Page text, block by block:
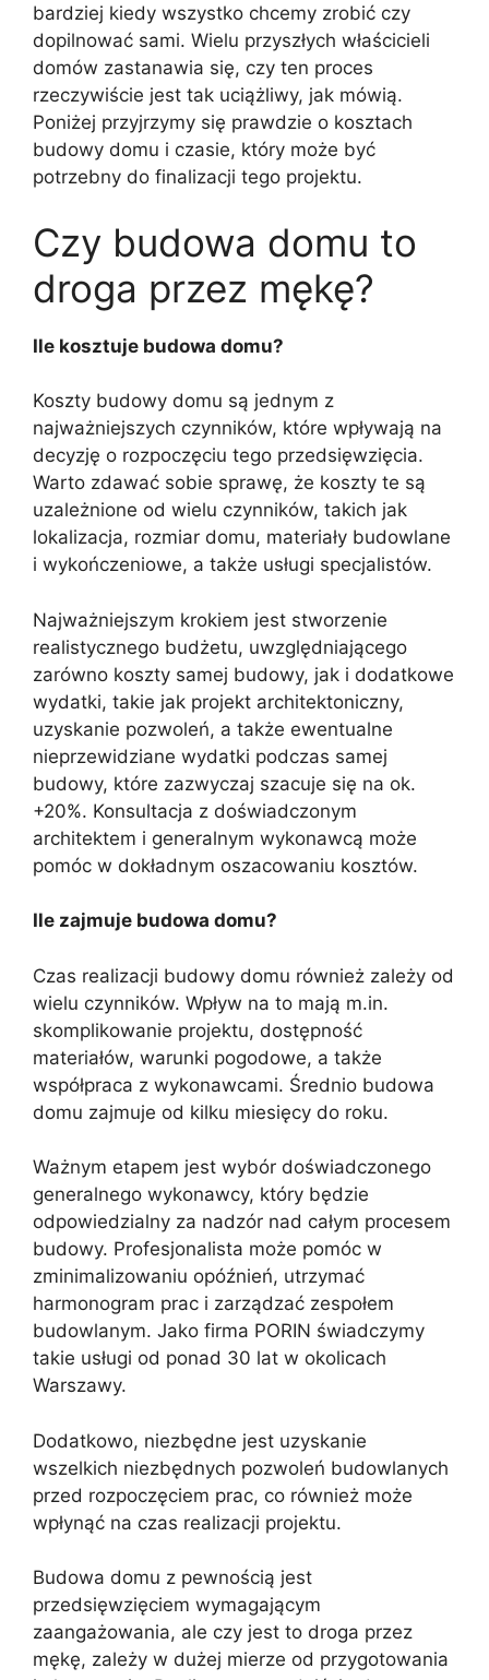
bardziej kiedy wszystko chcemy zrobić czy
dopilnować sami. Wielu przyszłych właścicieli
domów zastanawia się, czy ten proces
rzeczywiście jest tak uciążliwy, jak mówią.
Poniżej przyjrzymy się prawdzie o kosztach
budowy domu i czasie, który może być
potrzebny do finalizacji tego projektu.
Czy budowa domu to
droga przez mękę?
Ile kosztuje budowa domu?
Koszty budowy domu są jednym z
najważniejszych czynników, które wpływają na
decyzję o rozpoczęciu tego przedsięwzięcia.
Warto zdawać sobie sprawę, że koszty te są
uzależnione od wielu czynników, takich jak
lokalizacja, rozmiar domu, materiały budowlane
i wykończeniowe, a także usługi specjalistów.
Najważniejszym krokiem jest stworzenie
realistycznego budżetu, uwzględniającego
zarówno koszty samej budowy, jak i dodatkowe
wydatki, takie jak projekt architektoniczny,
uzyskanie pozwoleń, a także ewentualne
nieprzewidziane wydatki podczas samej
budowy, które zazwyczaj szacuje się na ok.
+20%. Konsultacja z doświadczonym
architektem i generalnym wykonawcą może
pomóc w dokładnym oszacowaniu kosztów.
Ile zajmuje budowa domu?
Czas realizacji budowy domu również zależy od
wielu czynników. Wpływ na to mają m.in.
skomplikowanie projektu, dostępność
materiałów, warunki pogodowe, a także
współpraca z wykonawcami. Średnio budowa
domu zajmuje od kilku miesięcy do roku.
Ważnym etapem jest wybór doświadczonego
generalnego wykonawcy, który będzie
odpowiedzialny za nadzór nad całym procesem
budowy. Profesjonalista może pomóc w
zminimalizowaniu opóźnień, utrzymać
harmonogram prac i zarządzać zespołem
budowlanym. Jako firma PORIN świadczymy
takie usługi od ponad 30 lat w okolicach
Warszawy.
Dodatkowo, niezbędne jest uzyskanie
wszelkich niezbędnych pozwoleń budowlanych
przed rozpoczęciem prac, co również może
wpłynąć na czas realizacji projektu.
Budowa domu z pewnością jest
przedsięwzięciem wymagającym
zaangażowania, ale czy jest to droga przez
mękę, zależy w dużej mierze od przygotowania